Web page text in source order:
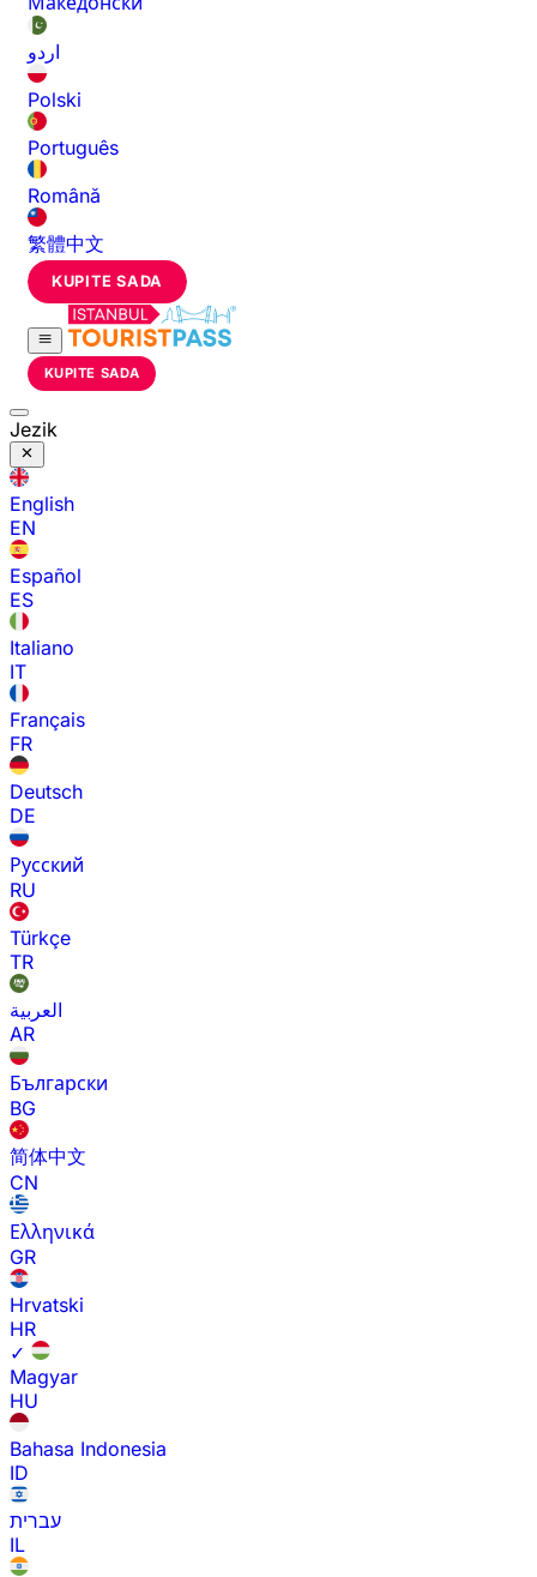
اردو
Polski
Português
Română
繁體中文
KUPITE SADA
KUPITE SADA
Jezik
English
EN
Español
ES
Italiano
IT
Français
FR
Deutsch
DE
Русский
RU
Türkçe
TR
العربية
AR
Български
BG
简体中文
CN
Ελληνικά
GR
Hrvatski
HR
✓
Magyar
HU
Bahasa Indonesia
ID
עברית
IL